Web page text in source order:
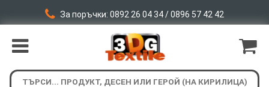
За поръчки: 0892 26 04 34 / 0896 57 42 42